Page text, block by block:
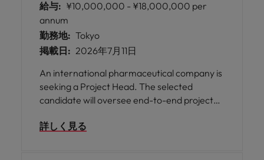
給与: ¥10,000,000 - ¥18,000,000 per
annum
勤務地: Tokyo
掲載日: 2026年7月11日
An international pharmaceutical company is
seeking a Project Head. The selected
candidate will oversee end-to-end project
through product launch, aligning strategies
詳しく見る